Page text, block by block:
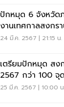
ปักหมุด 6 จังหวัด
งานเทศกาลสงกร
24 มี.ค. 2567 | 21:15 น.
เตรียมปักหมุด สง
2567 กว่า 100 จุด
25 มี.ค. 2567 | 10:00